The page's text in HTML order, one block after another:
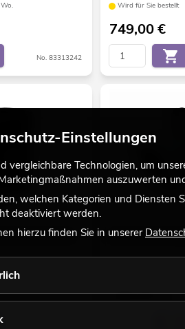
No. 83313242
Wird für Sie bestellt
749,00€
für XNG-215/XNG-
ANTARI N-100
169,00€
Einstellungen
vergleichbare Technologien, um
auszuwerten
welchen Kategorien und Diensten
deaktiviert werden.
hierzu finden Sie in unserer